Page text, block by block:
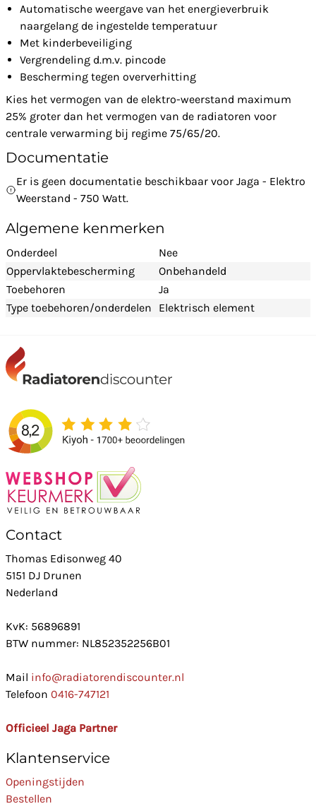
Automatische weergave van het energieverbruik
naargelang de ingestelde temperatuur
Met kinderbeveiliging
Vergrendeling d.m.v. pincode
Bescherming tegen oververhitting
Kies het vermogen van de elektro-weerstand maximum
25% groter dan het vermogen van de radiatoren voor
centrale verwarming bij regime 75/65/20.
Documentatie
Er is geen documentatie beschikbaar voor Jaga - Elektro
Weerstand - 750 Watt.
Algemene kenmerken
Onderdeel
Nee
Oppervlaktebescherming
Onbehandeld
Toebehoren
Ja
Type toebehoren/onderdelen
Elektrisch element
Contact
Thomas Edisonweg 40
5151 DJ Drunen
Nederland
KvK: 56896891
BTW nummer: NL852352256B01
Mail info@radiatorendiscounter.nl
Telefoon 0416-747121
Officieel Jaga Partner
Klantenservice
Openingstijden
Bestellen